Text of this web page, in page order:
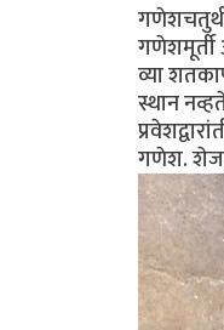
गणेशमूर्ती
व्या
स्थान
गणेश.